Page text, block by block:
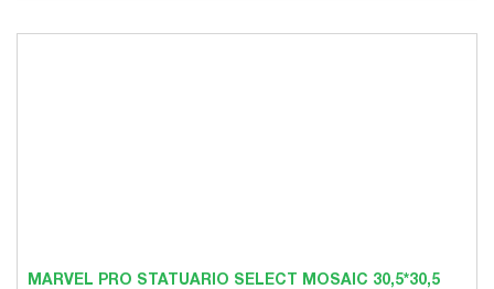
MARVEL PRO STATUARIO SELECT MOSAIC 30,5*30,5